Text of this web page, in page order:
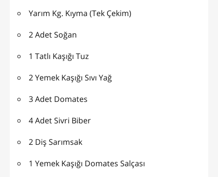
Yarım Kg. Kıyma (Tek Çekim)
2 Adet Soğan
1 Tatlı Kaşığı Tuz
2 Yemek Kaşığı Sıvı Yağ
3 Adet Domates
4 Adet Sivri Biber
2 Diş Sarımsak
1 Yemek Kaşığı Domates Salçası